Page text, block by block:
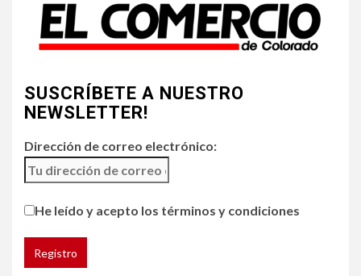
Chipotle retira chiles
jalapeños de varios
5
HOGAR Y SALUD
Generación Z ignora riesgo
de cáncer al broncearse
SUSCRÍBETE A NUESTRO
NEWSLETTER!
Dirección de correo electrónico:
He leído y acepto los términos y condiciones